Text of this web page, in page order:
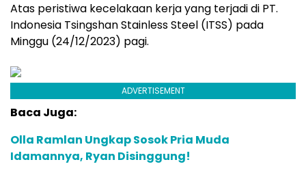
Atas peristiwa kecelakaan kerja yang terjadi di PT.
Indonesia Tsingshan Stainless Steel (ITSS) pada
Minggu (24/12/2023) pagi.
ADVERTISEMENT
Baca Juga:
Olla Ramlan Ungkap Sosok Pria Muda
Idamannya, Ryan Disinggung!